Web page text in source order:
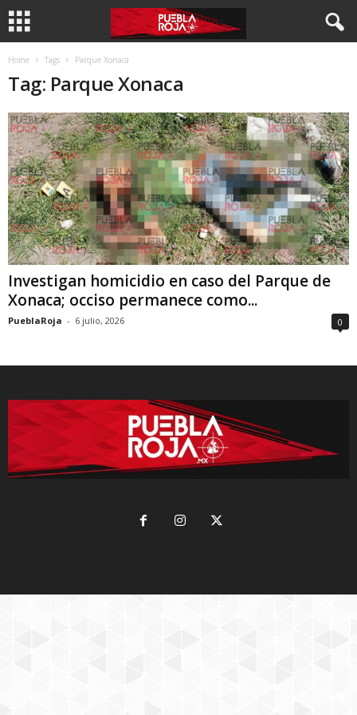
Home Tags Parque Xonaca
Tag: Parque Xonaca
Investigan homicidio en caso del Parque de
Xonaca; occiso permanece como...
PueblaRoja - 6 julio, 2026 0